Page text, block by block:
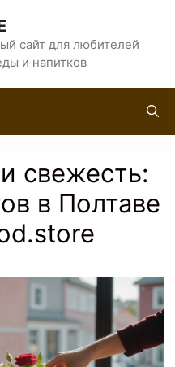
сайт для любителей
и напитков
свежесть:
в Полтаве